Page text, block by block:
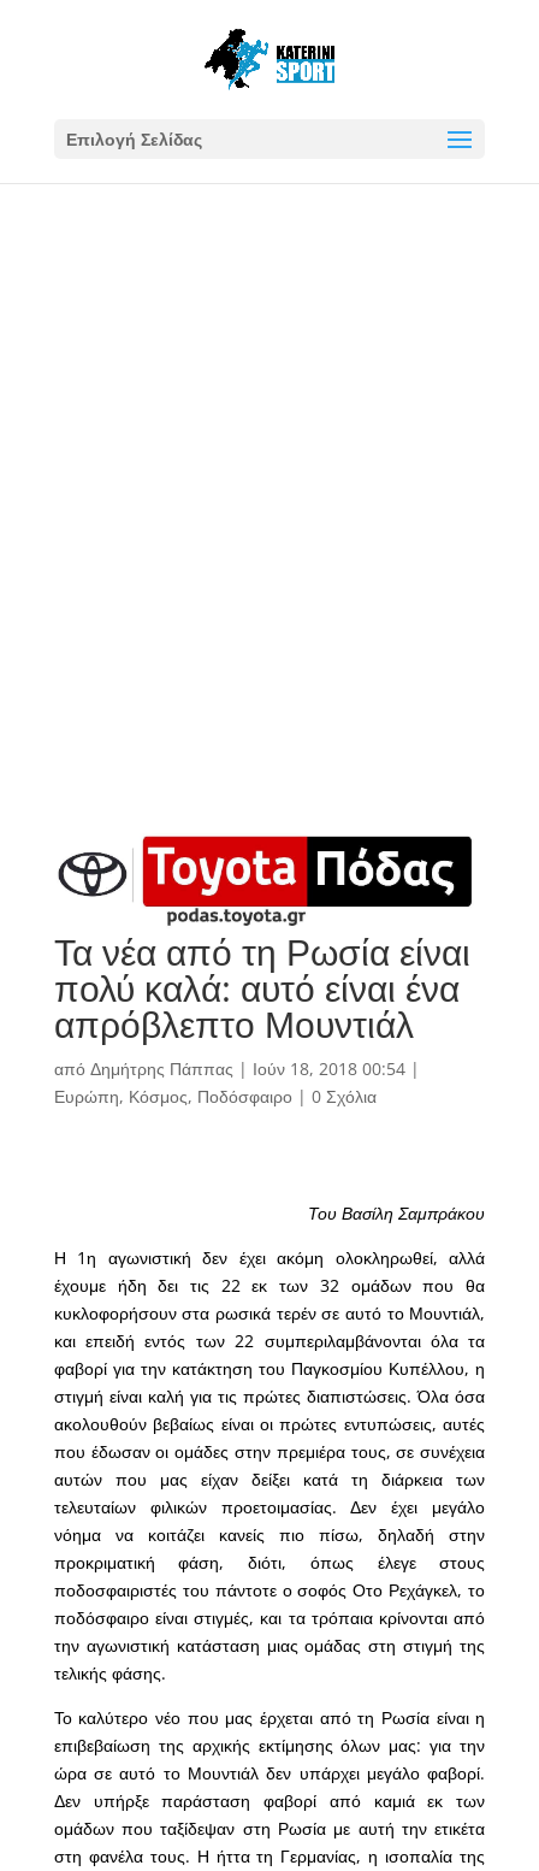
Επιλογή Σελίδας
Τα νέα από τη Ρωσία είναι
πολύ καλά: αυτό είναι ένα
απρόβλεπτο Μουντιάλ
από Δημήτρης Πάππας | Ιούν 18, 2018 00:54|
Ευρώπη, Κόσμος, Ποδόσφαιρο| 0 Σχόλια
Του Βασίλη Σαμπράκου
Η 1η αγωνιστική δεν έχει ακόμη ολοκληρωθεί, αλλά
έχουμε ήδη δει τις 22 εκ των 32 ομάδων που θα
κυκλοφορήσουν στα ρωσικά τερέν σε αυτό το Μουντιάλ,
και επειδή εντός των 22 συμπεριλαμβάνονται όλα τα
φαβορί για την κατάκτηση του Παγκοσμίου Κυπέλλου, η
στιγμή είναι καλή για τις πρώτες διαπιστώσεις. Όλα όσα
ακολουθούν βεβαίως είναι οι πρώτες εντυπώσεις, αυτές
που έδωσαν οι ομάδες στην πρεμιέρα τους, σε συνέχεια
αυτών που μας είχαν δείξει κατά τη διάρκεια των
τελευταίων φιλικών προετοιμασίας. Δεν έχει μεγάλο
νόημα να κοιτάζει κανείς πιο πίσω, δηλαδή στην
προκριματική φάση, διότι, όπως έλεγε στους
ποδοσφαιριστές του πάντοτε ο σοφός Οτο Ρεχάγκελ, το
ποδόσφαιρο είναι στιγμές, και τα τρόπαια κρίνονται από
την αγωνιστική κατάσταση μιας ομάδας στη στιγμή της
τελικής φάσης.
Το καλύτερο νέο που μας έρχεται από τη Ρωσία είναι η
επιβεβαίωση της αρχικής εκτίμησης όλων μας: για την
ώρα σε αυτό το Μουντιάλ δεν υπάρχει μεγάλο φαβορί.
Δεν υπήρξε παράσταση φαβορί από καμιά εκ των
ομάδων που ταξίδεψαν στη Ρωσία με αυτή την ετικέτα
στη φανέλα τους. Η ήττα τη Γερμανίας, η ισοπαλία της